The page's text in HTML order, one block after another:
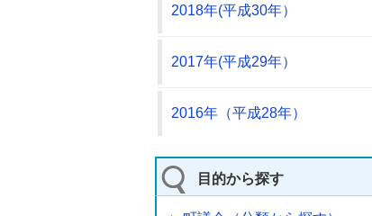
2018年(平成30年）
2017年(平成29年）
2016年（平成28年）
目的から探す